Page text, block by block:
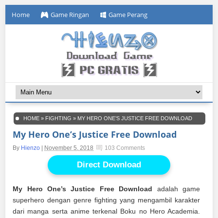
Home Game Ringan Game Perang
HOME » FIGHTING » MY HERO ONE’S JUSTICE FREE DOWNLOAD
My Hero One’s Justice Free Download
By Hienzo November 5, 2018 103 Comments
Direct Download
My Hero One’s Justice Free Download adalah game
superhero dengan genre fighting yang mengambil karakter
dari manga serta anime terkenal Boku no Hero Academia.